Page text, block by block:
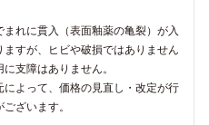
まれに貫入（表面釉薬の亀裂）が入
ますが、ヒビや破損ではありません
支障はありません。
によって、価格の見直し・改定が行
ざいます。